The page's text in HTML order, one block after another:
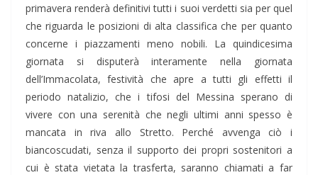
primavera renderà definitivi tutti i suoi verdetti sia per quel
che riguarda le posizioni di alta classifica che per quanto
concerne i piazzamenti meno nobili. La quindicesima
giornata si disputerà interamente nella giornata
dell’Immacolata, festività che apre a tutti gli effetti il
periodo natalizio, che i tifosi del Messina sperano di
vivere con una serenità che negli ultimi anni spesso è
mancata in riva allo Stretto. Perché avvenga ciò i
biancoscudati, senza il supporto dei propri sostenitori a
cui è stata vietata la trasferta, saranno chiamati a far